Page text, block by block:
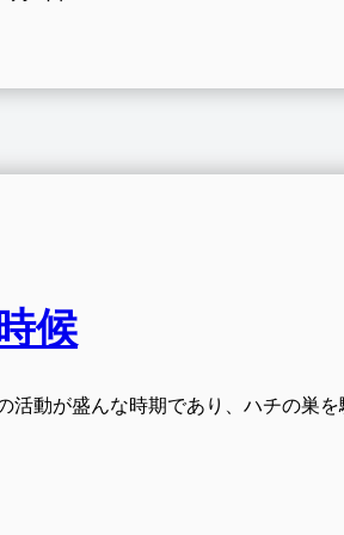
候
動が盛んな時期であり、ハチの巣を